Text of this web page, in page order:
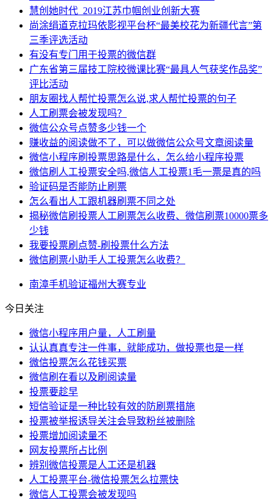
慧创她时代_2019江苏巾帼创业创新大赛
尚涂绢道克拉玛依影视平台杯“最美校花为新疆代言”第
三季评选活动
有没有专门用于投票的微信群
广东省第三届技工院校微课比赛“最具人气获奖作品奖”
评比活动
朋友圈找人帮忙投票怎么说,求人帮忙投票的句子
人工刷票会被发现吗？
微信公众号点赞多少钱一个
赚收益的阅读做不了，可以做微信公众号文章阅读量
微信小程序刷投票思路是什么，怎么给小程序投票
微信刷人工投票安全吗,微信人工投票1毛一票是真的吗
验证码是否能防止刷票
怎么看出人工跟机器刷票不同之处
揭秘微信刷投票人工刷票怎么收费、微信刷票10000票多
少钱
我要投票刷点赞-刷投票什么方法
微信刷票小助手人工投票怎么收费？
南漳手机验证福州 大赛专业
今日关注
微信小程序用户量，人工刷量
认认真真专注一件事，就能成功，做投票也是一样
微信投票怎么花钱买票
微信刷在看以及刷阅读量
投票要趁早
短信验证是一种比较有效的防刷票措施
投票被举报诱导关注会导致粉丝被删除
投票增加阅读量不
网友投票所占比例
辨别微信投票是人工还是机器
人工投票平台-微信投票怎么拉票快
微信人工投票会被发现吗